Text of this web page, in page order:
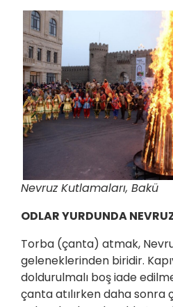
Nevruz Kutlamaları, Bakü
ODLAR YURDUNDA
Torba (çanta) atmak,
geleneklerinden biridir.
doldurulmalı boş iade
çanta atılırken daha sonra